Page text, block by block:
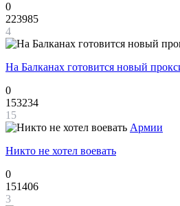
0
223985
4
На Балканах готовится новый
0
153234
15
Армии
Никто не хотел воевать
0
151406
3